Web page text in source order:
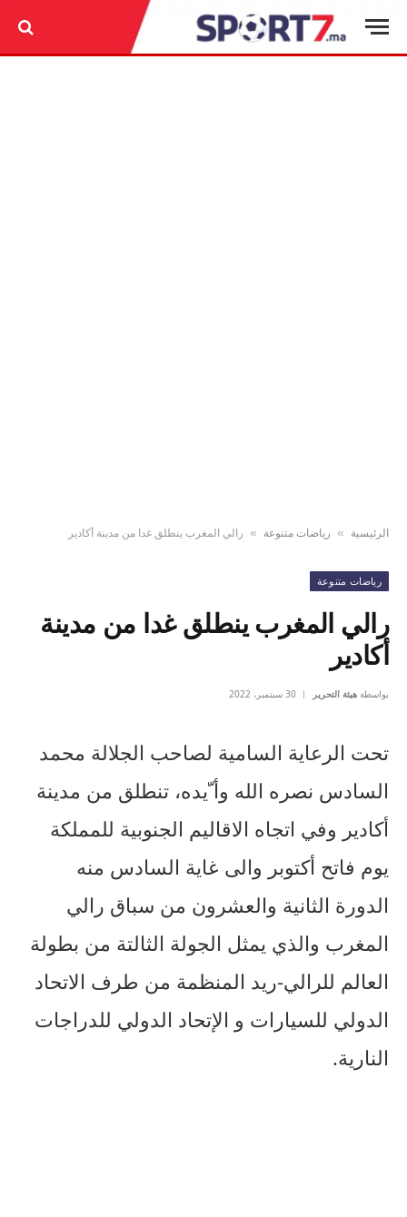
الرئيسية » رياضات متنوعة » رالي المغرب ينطلق غدا من مدينة أكادير
رياضات متنوعة
رالي المغرب ينطلق غدا من مدينة
أكادير
بواسطة هيئة التحرير 30 سبتمبر، 2022
تحت الرعاية السامية لصاحب الجلالة محمد
السادس نصره الله وأ ّيده، تنطلق من مدينة
أكادير وفي اتجاه الاقاليم الجنوبية للمملكة
يوم فاتح أكتوبر والى غاية السادس منه
الدورة الثانية والعشرون من سباق رالي
المغرب والذي يمثل الجولة الثالتة من بطولة
العالم للرالي-ريد المنظمة من طرف الاتحاد
الدولي للسيارات و الإتحاد الدولي للدراجات
النارية.